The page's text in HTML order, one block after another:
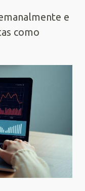
e
como